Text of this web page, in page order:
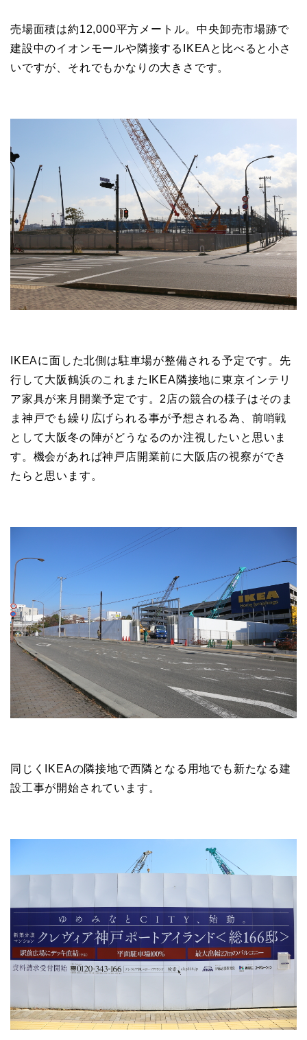
売場面積は約12,000平方メートル。中央卸売市場跡で
建設中のイオンモールや隣接するIKEAと比べると小さ
いですが、それでもかなりの大きさです。
IKEAに面した北側は駐車場が整備される予定です。先
行して大阪鶴浜のこれまたIKEA隣接地に東京インテリ
ア家具が来月開業予定です。2店の競合の様子はそのま
ま神戸でも繰り広げられる事が予想される為、前哨戦
として大阪冬の陣がどうなるのか注視したいと思いま
す。機会があれば神戸店開業前に大阪店の視察ができ
たらと思います。
同じくIKEAの隣接地で西隣となる用地でも新たなる建
設工事が開始されています。